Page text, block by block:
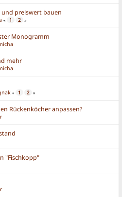
und preiswert bauen
« 1 2 »
Monogramm
mehr
« 1 2 »
Rückenköcher anpassen?
"Fischkopp"